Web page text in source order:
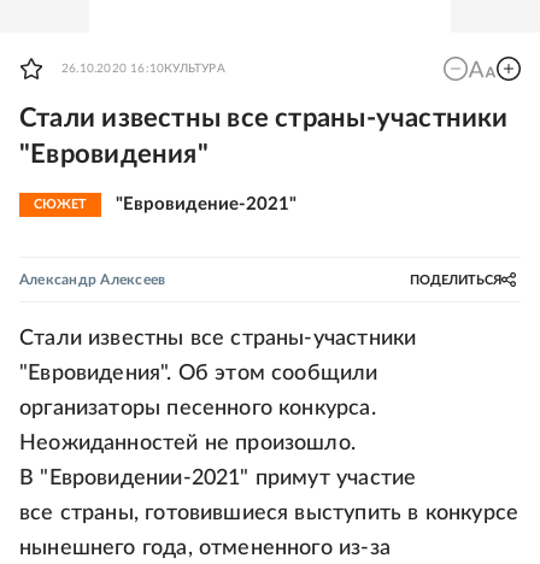
26.10.2020 16:10 КУЛЬТУРА
Стали известны все страны-участники
"Евровидения"
СЮЖЕТ "Евровидение-2021"
Александр Алексеев ПОДЕЛИТЬСЯ
Стали известны все страны-участники
"Евровидения". Об этом сообщили
организаторы песенного конкурса.
Неожиданностей не произошло.
В "Евровидении-2021" примут участие
все страны, готовившиеся выступить в конкурсе
нынешнего года, отмененного из-за